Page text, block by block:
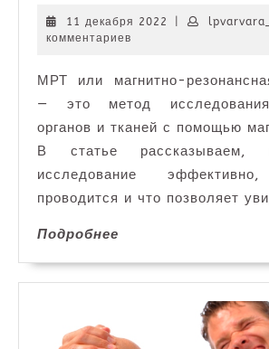
и
что
показывает
МРТ:
все,
что
об
11 декабря 2022
комментариев
МРТ или магнитно-
— это метод исследования
органов и тканей с помощью
В статье рассказываем,
исследование
проводится и что позволяет
Подробнее